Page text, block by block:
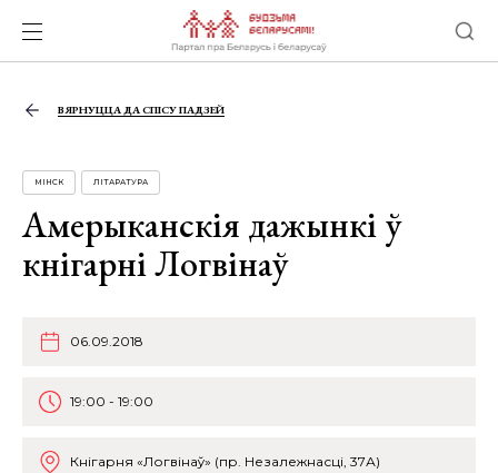
ВЯРНУЦЦА ДА СПІСУ ПАДЗЕЙ
МІНСК ЛІТАРАТУРА
Амерыканскія дажынкі ў
кнігарні Логвінаў
06.09.2018
19:00 - 19:00
Кнігарня «Логвінаў» (пр. Незалежнасці, 37А)